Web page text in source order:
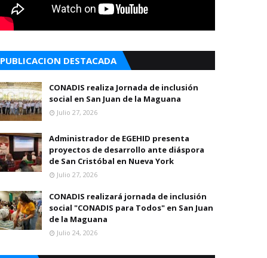
PUBLICACION DESTACADA
CONADIS realiza Jornada de inclusión
social en San Juan de la Maguana
Julio 27, 2026
Administrador de EGEHID presenta
proyectos de desarrollo ante diáspora
de San Cristóbal en Nueva York
Julio 27, 2026
CONADIS realizará jornada de inclusión
social "CONADIS para Todos" en San Juan
de la Maguana
Julio 24, 2026